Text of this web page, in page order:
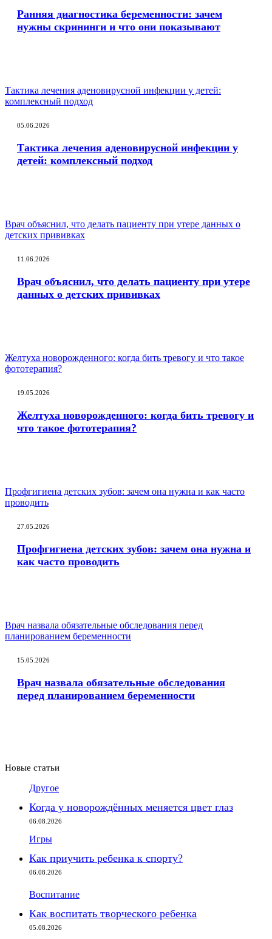
Ранняя диагностика беременности: зачем
нужны скрининги и что они показывают
Тактика лечения аденовирусной инфекции у детей:
комплексный подход
05.06.2026
Тактика лечения аденовирусной инфекции у
детей: комплексный подход
Врач объяснил, что делать пациенту при утере данных о
детских прививках
11.06.2026
Врач объяснил, что делать пациенту при утере
данных о детских прививках
Желтуха новорожденного: когда бить тревогу и что такое
фототерапия?
19.05.2026
Желтуха новорожденного: когда бить тревогу и
что такое фототерапия?
Профгигиена детских зубов: зачем она нужна и как часто
проводить
27.05.2026
Профгигиена детских зубов: зачем она нужна и
как часто проводить
Врач назвала обязательные обследования перед
планированием беременности
15.05.2026
Врач назвала обязательные обследования
перед планированием беременности
Новые статьи
Другое
Когда у новорождённых меняется цвет глаз
06.08.2026
Игры
Как приучить ребенка к спорту?
06.08.2026
Воспитание
Как воспитать творческого ребенка
05.08.2026